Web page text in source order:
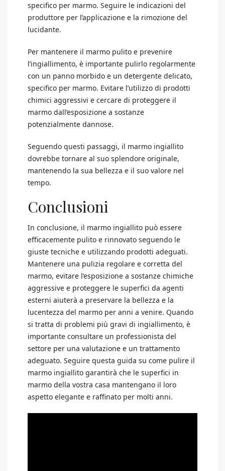
specifico per marmo. Seguire le indicazioni del
produttore per l’applicazione e la rimozione del
lucidante.
Per mantenere il marmo pulito e prevenire
l’ingiallimento, è importante pulirlo regolarmente
con un panno morbido e un detergente delicato,
specifico per marmo. Evitare l’utilizzo di prodotti
chimici aggressivi e cercare di proteggere il
marmo dall’esposizione a sostanze
potenzialmente dannose.
Seguendo questi passaggi, il marmo ingiallito
dovrebbe tornare al suo splendore originale,
mantenendo la sua bellezza e il suo valore nel
tempo.
Conclusioni
In conclusione, il marmo ingiallito può essere
efficacemente pulito e rinnovato seguendo le
giuste tecniche e utilizzando prodotti adeguati.
Mantenere una pulizia regolare e corretta del
marmo, evitare l’esposizione a sostanze chimiche
aggressive e proteggere le superfici da agenti
esterni aiuterà a preservare la bellezza e la
lucentezza del marmo per anni a venire. Quando
si tratta di problemi più gravi di ingiallimento, è
importante consultare un professionista del
settore per una valutazione e un trattamento
adeguato. Seguire questa guida su come pulire il
marmo ingiallito garantirà che le superfici in
marmo della vostra casa mantengano il loro
aspetto elegante e raffinato per molti anni.